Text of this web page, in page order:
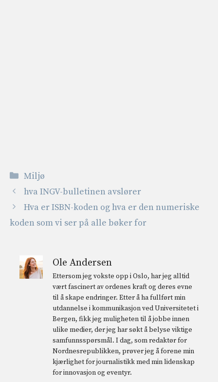
Kategorier
Miljø
hva INGV-bulletinen avslører
Hva er ISBN-koden og hva er den numeriske
koden som vi ser på alle bøker for
Ole Andersen
Ettersom jeg vokste opp i Oslo, har jeg alltid
vært fascinert av ordenes kraft og deres evne
til å skape endringer. Etter å ha fullført min
utdannelse i kommunikasjon ved Universitetet i
Bergen, fikk jeg muligheten til å jobbe innen
ulike medier, der jeg har søkt å belyse viktige
samfunnsspørsmål. I dag, som redaktør for
Nordnesrepublikken, prøver jeg å forene min
kjærlighet for journalistikk med min lidenskap
for innovasjon og eventyr.